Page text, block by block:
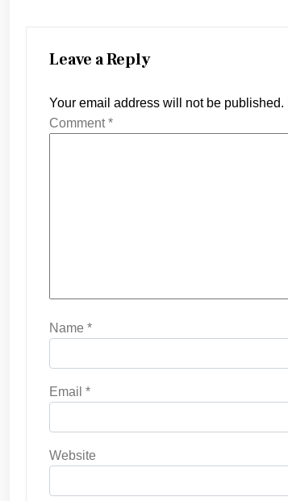
Leave a Reply
Your email address will not be published.
Comment*
Name *
Email *
Website